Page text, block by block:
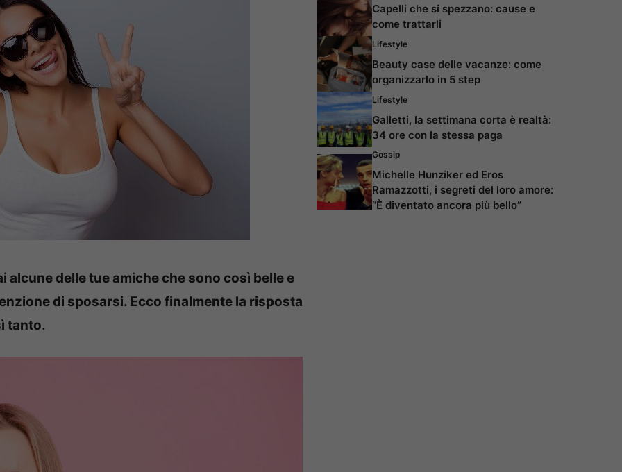
alcune delle tue amiche che sono così belle e
di sposarsi. Ecco finalmente la risposta
tanto.
Capelli che si spezzano: cause e
come trattarli
Lifestyle
Beauty case delle vacanze: come
organizzarlo in 5 step
Lifestyle
Galletti, la settimana corta è realtà:
34 ore con la stessa paga
Gossip
Michelle Hunziker ed Eros
Ramazzotti, i segreti del loro amore:
“È diventato ancora più bello”